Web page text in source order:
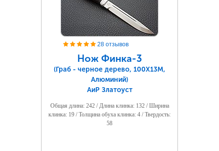
28 отзывов
Нож Финка-3
(Граб - черное дерево, 100Х13М,
Алюминий)
АиР Златоуст
Общая длина: 242 / Длина клинка: 132 / Ширина
клинка: 19 / Толщина обуха клинка: 4 / Твердость:
58